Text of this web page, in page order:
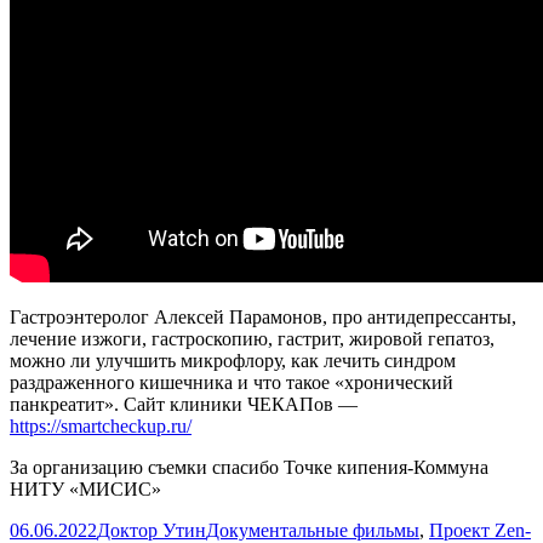
Гастроэнтеролог Алексей Парамонов, про антидепрессанты,
лечение изжоги, гастроскопию, гастрит, жировой гепатоз,
можно ли улучшить микрофлору, как лечить синдром
раздраженного кишечника и что такое «хронический
панкреатит». Сайт клиники ЧЕКАПов —
https://smartcheckup.ru/
За организацию съемки спасибо Точке кипения-Коммуна
НИТУ «МИСИС»
Опубликовано
06.06.2022Автор
Доктор УтинРубрики
Документальные фильмы, Проект Zen-